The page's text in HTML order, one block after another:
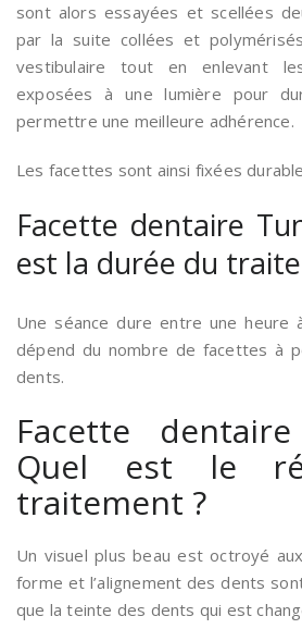
sont alors essayées et scellées
par la suite collées et
vestibulaire tout en enlevant
exposées à une lumière pour
permettre une meilleure adhérence.
Les facettes sont ainsi fixées
Facette dentaire
est la durée du
Une séance dure entre une heure
dépend du nombre de facettes à
dents.
Facette
Quel est le
traitement ?
Un visuel plus beau est octroyé
forme et l’alignement des dents
que la teinte des dents qui est